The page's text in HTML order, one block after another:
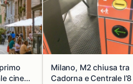
cinese
Milano, M2 chiusa tra
Cadorna e Centrale